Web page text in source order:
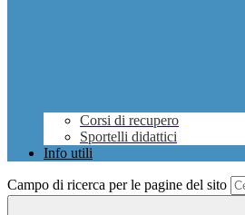
Corsi di recupero
Sportelli didattici
Info utili
Campo di ricerca per le pagine del sito